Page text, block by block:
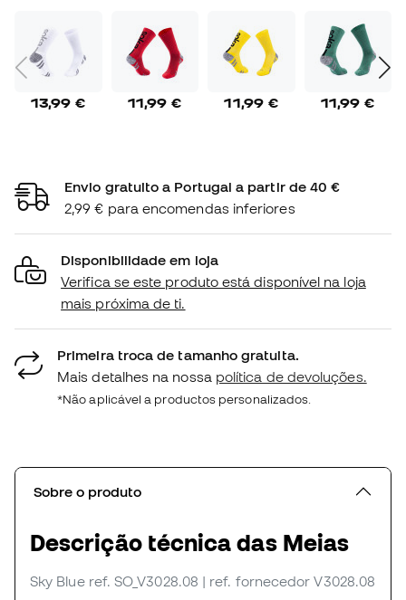
13,99 € 11,99 € 11,99 € 11,99 €
Envio gratuito a Portugal a partir de 40 €
2,99 € para encomendas inferiores
Disponibilidade em loja
Verifica se este produto está disponível na loja
mais próxima de ti.
Primeira troca de tamanho gratuita.
Mais detalhes na nossa política de devoluções.
*Não aplicável a productos personalizados.
Sobre o produto
Descrição técnica das Meias
Sky Blue ref. SO_V3028.08 | ref. fornecedor V3028.08